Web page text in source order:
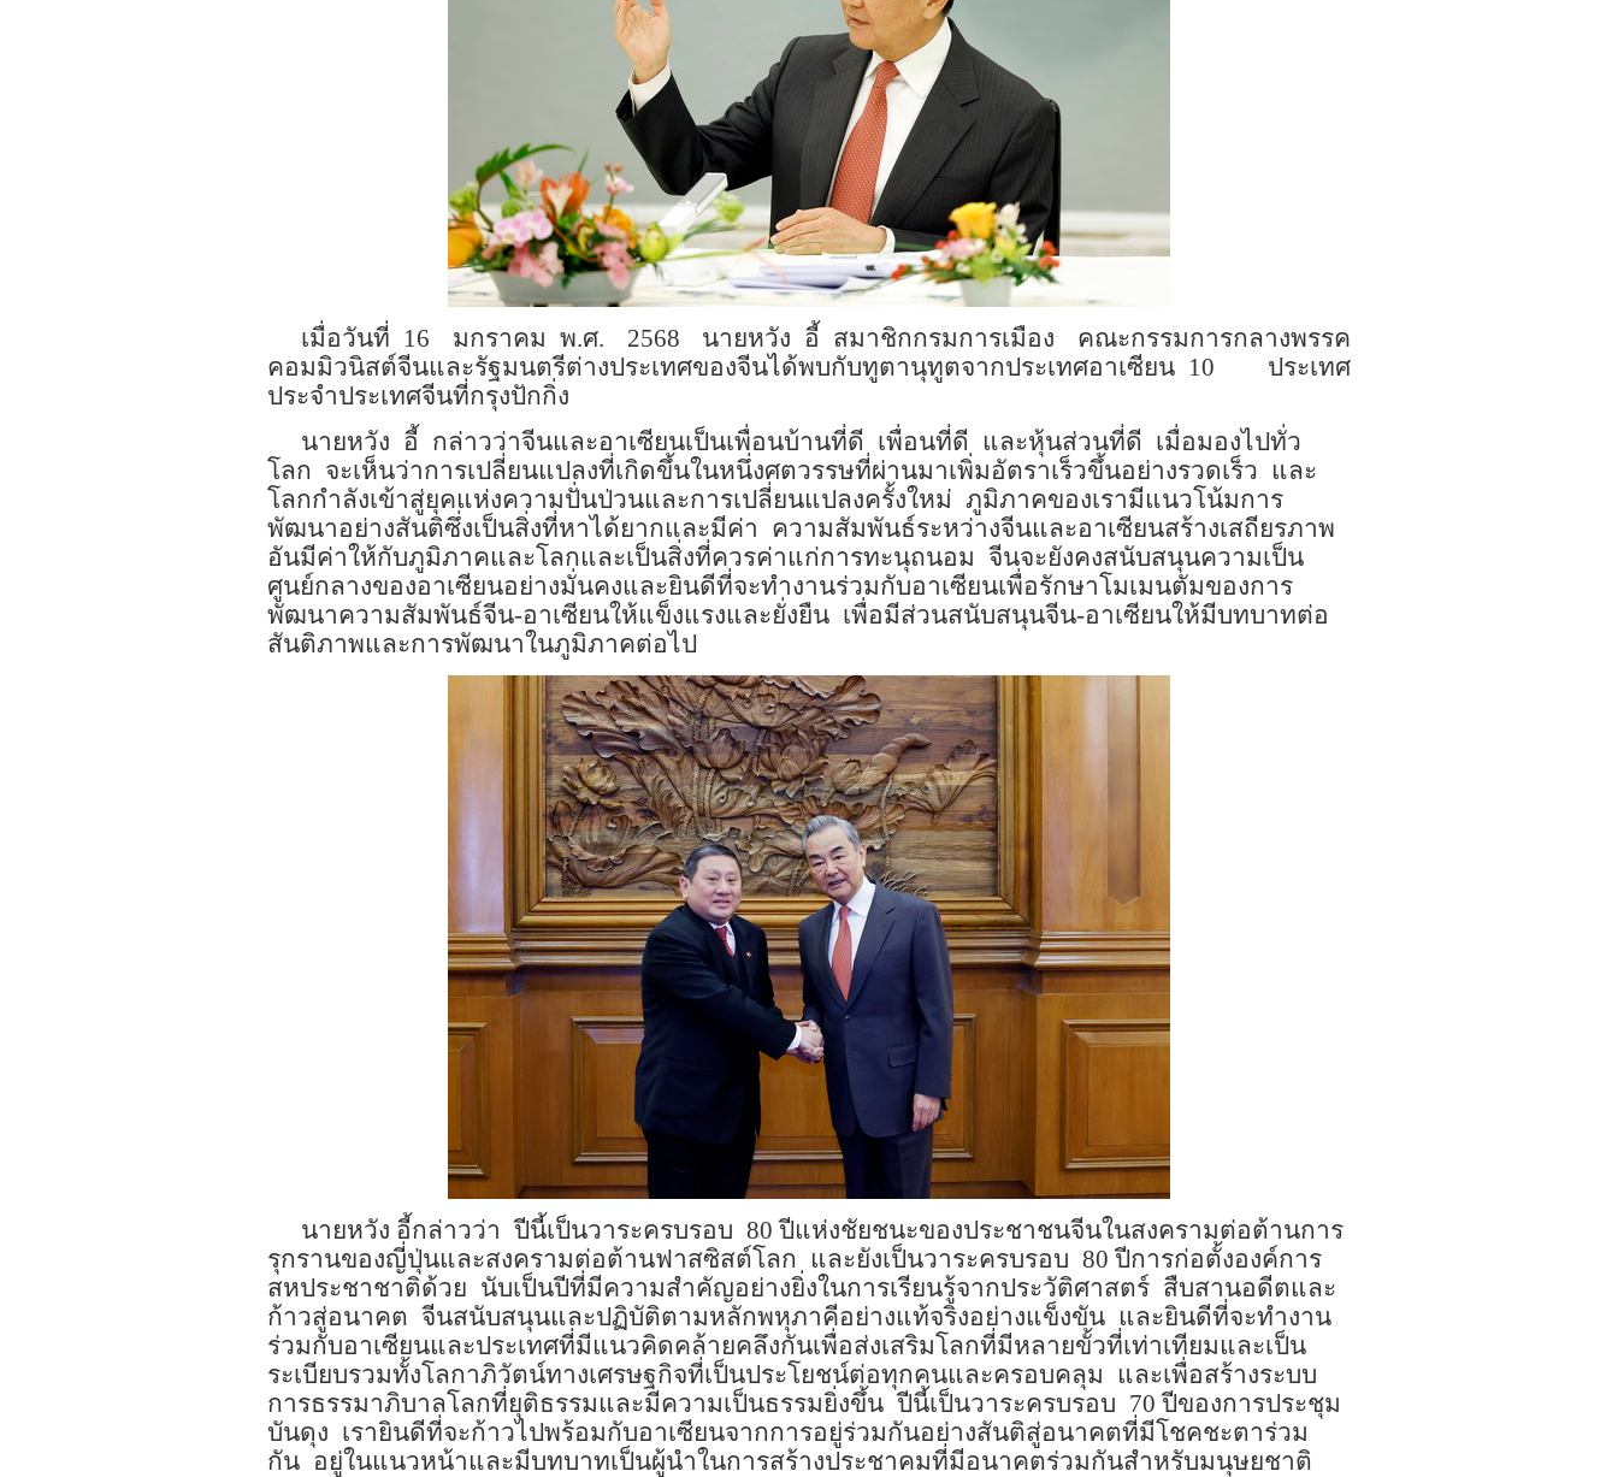
เมื่อวันที่ 16 มกราคม พ.ศ. 2568 นายหวัง อี้ สมาชิกกรมการเมือง คณะกรรมการกลางพรรค
คอมมิวนิสต์จีนและรัฐมนตรีต่างประเทศของจีนได้พบกับทูตานุทูตจากประเทศอาเซียน 10 ประเทศ
ประจำประเทศจีนที่กรุงปักกิ่ง
นายหวัง อี้ กล่าวว่าจีนและอาเซียนเป็นเพื่อนบ้านที่ดี เพื่อนที่ดี และหุ้นส่วนที่ดี เมื่อมองไปทั่ว
โลก จะเห็นว่าการเปลี่ยนแปลงที่เกิดขึ้นในหนึ่งศตวรรษที่ผ่านมาเพิ่มอัตราเร็วขึ้นอย่างรวดเร็ว และ
โลกกำลังเข้าสู่ยุคแห่งความปั่นป่วนและการเปลี่ยนแปลงครั้งใหม่ ภูมิภาคของเรามีแนวโน้มการ
พัฒนาอย่างสันติซึ่งเป็นสิ่งที่หาได้ยากและมีค่า ความสัมพันธ์ระหว่างจีนและอาเซียนสร้างเสถียรภาพ
อันมีค่าให้กับภูมิภาคและโลกและเป็นสิ่งที่ควรค่าแก่การทะนุถนอม จีนจะยังคงสนับสนุนความเป็น
ศูนย์กลางของอาเซียนอย่างมั่นคงและยินดีที่จะทำงานร่วมกับอาเซียนเพื่อรักษาโมเมนตัมของการ
พัฒนาความสัมพันธ์จีน-อาเซียนให้แข็งแรงและยั่งยืน เพื่อมีส่วนสนับสนุนจีน-อาเซียนให้มีบทบาทต่อ
สันติภาพและการพัฒนาในภูมิภาคต่อไป
นายหวัง อี้กล่าวว่า ปีนี้เป็นวาระครบรอบ 80ปีแห่งชัยชนะของประชาชนจีนในสงครามต่อต้านการ
รุกรานของญี่ปุ่นและสงครามต่อต้านฟาสซิสต์โลก
และยังเป็นวาระครบรอบ 80ปีการก่อตั้งองค์การ
สหประชาชาติด้วย นับเป็นปีที่มีความสำคัญอย่างยิ่งในการเรียนรู้จากประวัติศาสตร์ สืบสานอดีตและ
ก้าวสู่อนาคต จีนสนับสนุนและปฏิบัติตามหลักพหุภาคีอย่างแท้จริงอย่างแข็งขัน และยินดีที่จะทำงาน
ร่วมกับอาเซียนและประเทศที่มีแนวคิดคล้ายคลึงกันเพื่อส่งเสริมโลกที่มีหลายขั้วที่เท่าเทียมและเป็น
ระเบียบรวมทั้งโลกาภิวัตน์ทางเศรษฐกิจที่เป็นประโยชน์ต่อทุกคนและครอบคลุม
และเพื่อสร้างระบบ
การธรรมาภิบาลโลกที่ยุติธรรมและมีความเป็นธรรมยิ่งขึ้น ปีนี้เป็นวาระครบรอบ 70ปีของการประชุม
บันดุง เรายินดีที่จะก้าวไปพร้อมกับอาเซียนจากการอยู่ร่วมกันอย่างสันติสู่อนาคตที่มีโชคชะตาร่วม
กัน อยู่ในแนวหน้าและมีบทบาทเป็นผู้นำในการสร้างประชาคมที่มีอนาคตร่วมกันสำหรับมนุษยชาติ